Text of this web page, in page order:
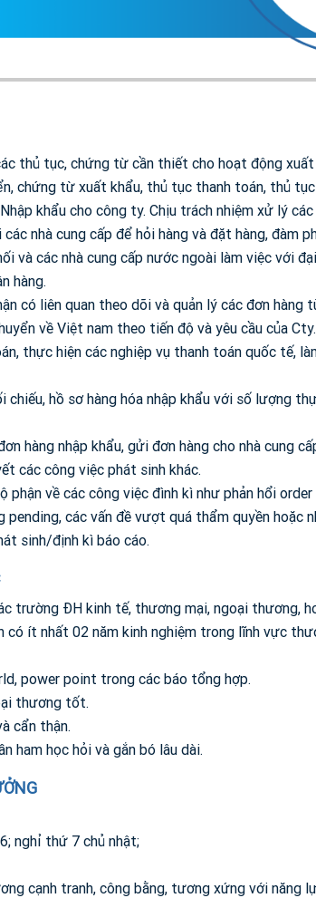
thủ tục, chứng từ cần thiết cho hoạt động xuất
chứng từ xuất khẩu, thủ tục thanh toán, thủ tục
khẩu cho công ty. Chịu trách nhiệm xử lý
nhà cung cấp để hỏi hàng và đặt hàng, đàm
và các nhà cung cấp nước ngoài làm việc với
hàng.
có liên quan theo dõi và quản lý các đơn hàng
về Việt nam theo tiến độ và yêu cầu của Cty.
thực hiện các nghiệp vụ thanh toán quốc tế,
chiếu, hồ sơ hàng hóa nhập khẩu với số lượng
hàng nhập khẩu, gửi đơn hàng cho nhà cung
các công việc phát sinh khác.
về các công việc đình kì như phản hổi order
pending, các vấn đề vượt quá thẩm quyền hoặc
sinh/định kì báo cáo.
trường ĐH kinh tế, thương mại, ngoại thương,
có ít nhất 02 năm kinh nghiệm trong lĩnh vực
power point trong các báo tổng hợp.
thương tốt.
cẩn thận.
ham học hỏi và gắn bó lâu dài.
nghỉ thứ 7 chủ nhật;
cạnh tranh, công bằng, tương xứng với năng